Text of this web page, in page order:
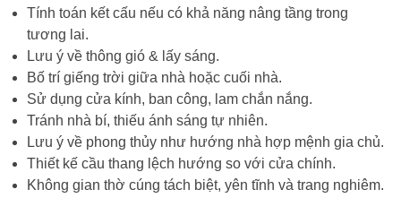
Tính toán kết cấu nếu có khả năng nâng tầng trong
tương lai.
Lưu ý về thông gió & lấy sáng.
Bố trí giếng trời giữa nhà hoặc cuối nhà.
Sử dụng cửa kính, ban công, lam chắn nắng.
Tránh nhà bí, thiếu ánh sáng tự nhiên.
Lưu ý về phong thủy như hướng nhà hợp mệnh gia chủ.
Thiết kế cầu thang lệch hướng so với cửa chính.
Không gian thờ cúng tách biệt, yên tĩnh và trang nghiêm.